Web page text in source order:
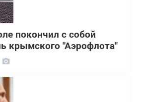
покончил с собой
крымского "Аэрофлота"